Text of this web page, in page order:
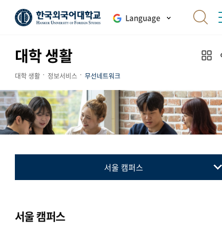
Language
대학 생활
대학 생활 정보서비스 무선네트워크
서울 캠퍼스
서울 캠퍼스